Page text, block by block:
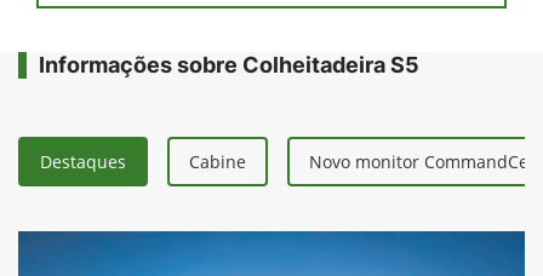
Informações sobre Colheitadeira S5
Destaques Cabine Novo monitor